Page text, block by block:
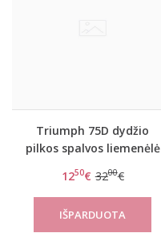
Triumph 75D dydžio
pilkos spalvos liemenėlė
1250€ 3200€